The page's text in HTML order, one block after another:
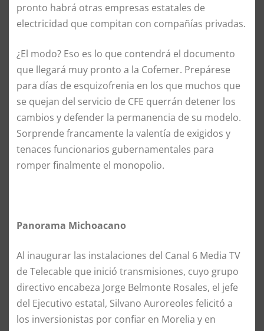
pronto habrá otras empresas estatales de
electricidad que compitan con compañías privadas.
¿El modo? Eso es lo que contendrá el documento
que llegará muy pronto a la Cofemer. Prepárese
para días de esquizofrenia en los que muchos que
se quejan del servicio de CFE querrán detener los
cambios y defender la permanencia de su modelo.
Sorprende francamente la valentía de exigidos y
tenaces funcionarios gubernamentales para
romper finalmente el monopolio.
Panorama Michoacano
Al inaugurar las instalaciones del Canal 6 Media TV
de Telecable que inició transmisiones, cuyo grupo
directivo encabeza Jorge Belmonte Rosales, el jefe
del Ejecutivo estatal, Silvano Auroreoles felicitó a
los inversionistas por confiar en Morelia y en